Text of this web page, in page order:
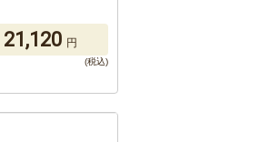
21,120 円